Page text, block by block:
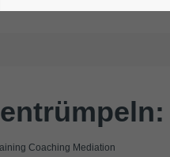
Coaching Mediation